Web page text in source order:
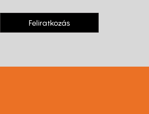
Feliratkozás